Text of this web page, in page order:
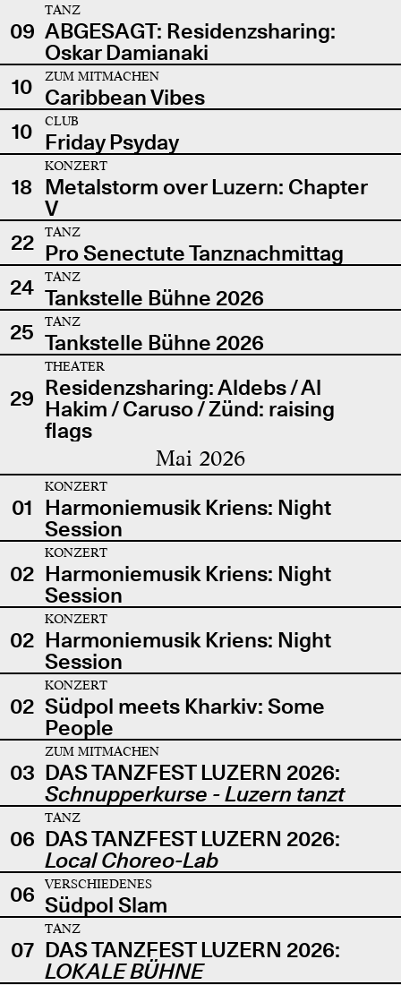
09
TANZ
ABGESAGT: Residenzsharing:
Oskar Damianaki
10
ZUM MITMACHEN
Caribbean Vibes
10
CLUB
Friday Psyday
18
KONZERT
Metalstorm over Luzern: Chapter
V
22
TANZ
Pro Senectute Tanznachmittag
24
TANZ
Tankstelle Bühne 2026
25
TANZ
Tankstelle Bühne 2026
29
THEATER
Residenzsharing: Aldebs / Al
Hakim / Caruso / Zünd: raising
flags
Mai 2026
01
KONZERT
Harmoniemusik Kriens: Night
Session
02
KONZERT
Harmoniemusik Kriens: Night
Session
02
KONZERT
Harmoniemusik Kriens: Night
Session
02
KONZERT
Südpol meets Kharkiv: Some
People
03
ZUM MITMACHEN
DAS TANZFEST LUZERN 2026:
Schnupperkurse - Luzern tanzt
06
TANZ
DAS TANZFEST LUZERN 2026:
Local Choreo-Lab
06
VERSCHIEDENES
Südpol Slam
07
TANZ
DAS TANZFEST LUZERN 2026:
LOKALE BÜHNE